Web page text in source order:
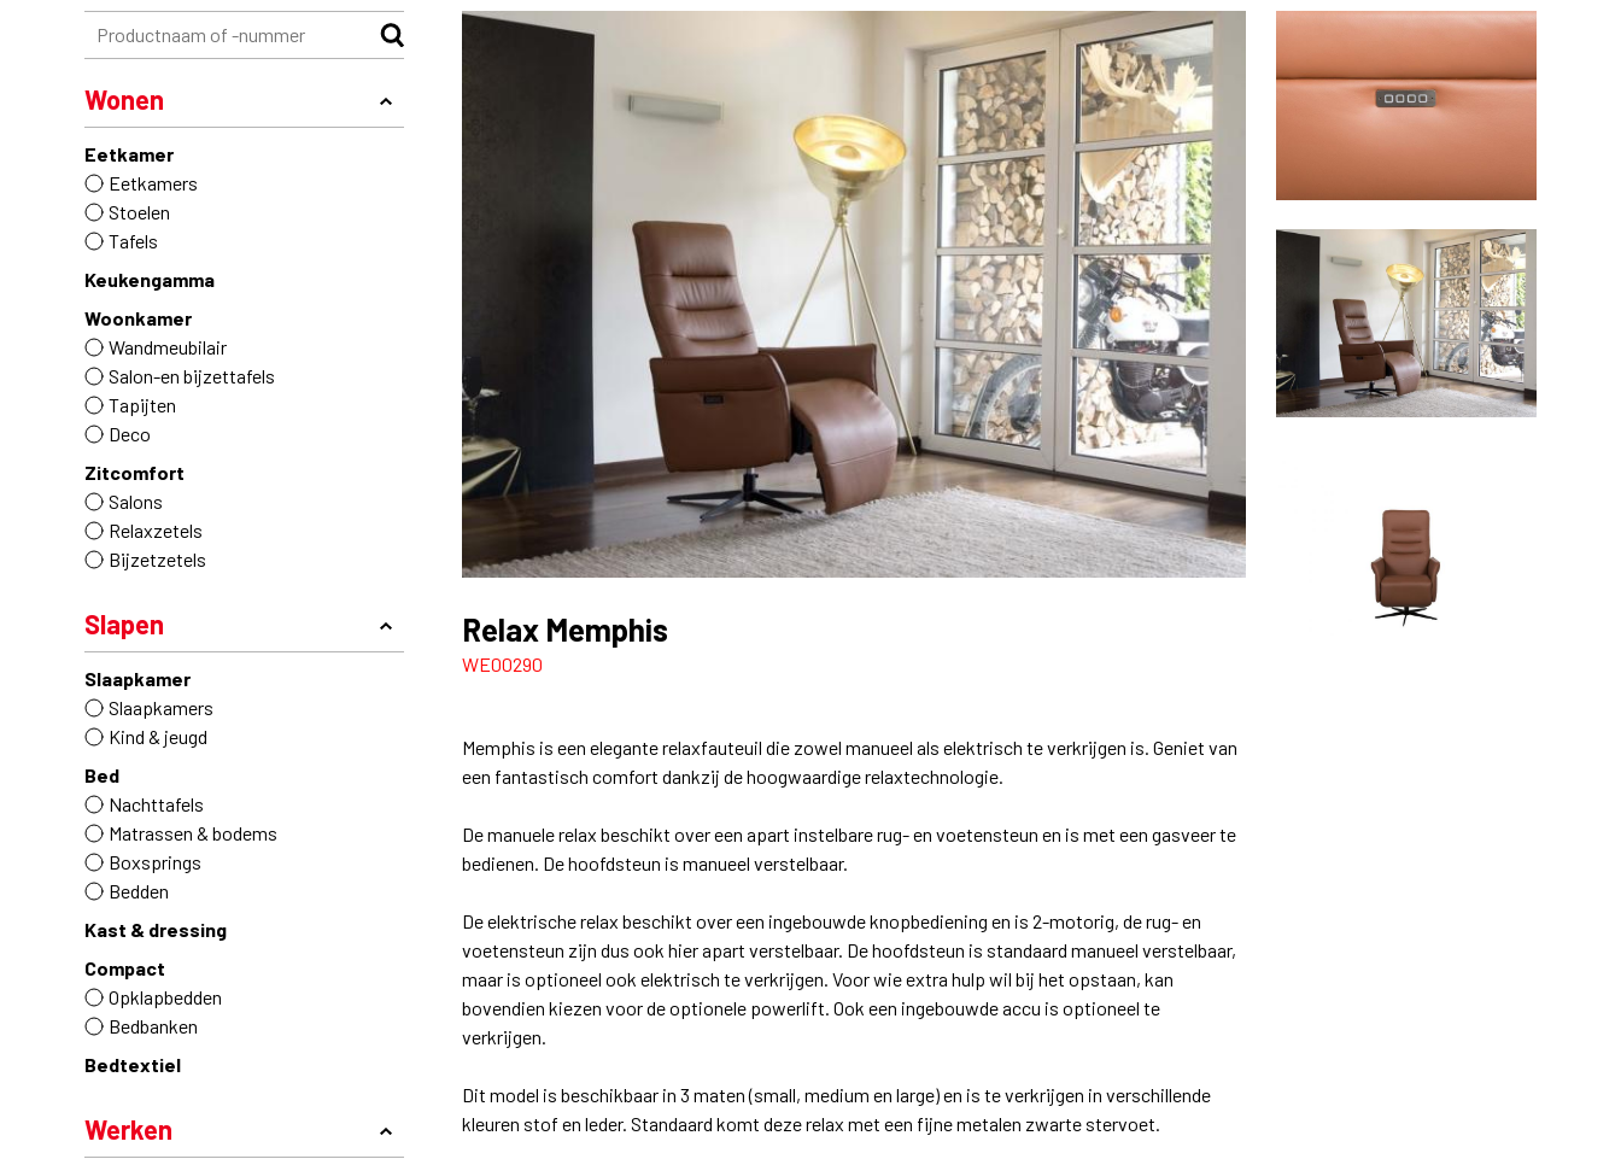
Wonen
Eetkamer
Eetkamers
Stoelen
Tafels
Keukengamma
Woonkamer
Wandmeubilair
Salon-en bijzettafels
Tapijten
Deco
Zitcomfort
Salons
Relaxzetels
Bijzetzetels
Slapen
Slaapkamer
Slaapkamers
Kind & jeugd
Bed
Nachttafels
Matrassen & bodems
Boxsprings
Bedden
Kast & dressing
Compact
Opklapbedden
Bedbanken
Bedtextiel
Werken
Relax Memphis
WE00290
Memphis is een elegante relaxfauteuil die zowel manueel als elektrisch te verkrijgen is. Geniet van
een fantastisch comfort dankzij de hoogwaardige relaxtechnologie.
De manuele relax beschikt over een apart instelbare rug- en voetensteun en is met een gasveer te
bedienen. De hoofdsteun is manueel verstelbaar.
De elektrische relax beschikt over een ingebouwde knopbediening en is 2-motorig, de rug- en
voetensteun zijn dus ook hier apart verstelbaar. De hoofdsteun is standaard manueel verstelbaar,
maar is optioneel ook elektrisch te verkrijgen. Voor wie extra hulp wil bij het opstaan, kan
bovendien kiezen voor de optionele powerlift. Ook een ingebouwde accu is optioneel te
verkrijgen.
Dit model is beschikbaar in 3 maten (small, medium en large) en is te verkrijgen in verschillende
kleuren stof en leder. Standaard komt deze relax met een fijne metalen zwarte stervoet.